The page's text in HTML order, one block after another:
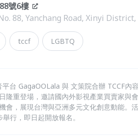
號6樓
88, Yanchang Road, Xinyi
tccf LGBTQ
台 GagaOOLala 與 文策院合辦 TCCF內
隆重登場，邀請國內外影視產業買賣家與
會，展現台灣與亞洲多元文化創意動能。
行，即日起開放報名。